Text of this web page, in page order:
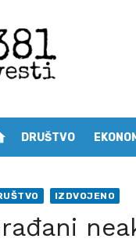
DRUŠTVO
IZDVOJENO